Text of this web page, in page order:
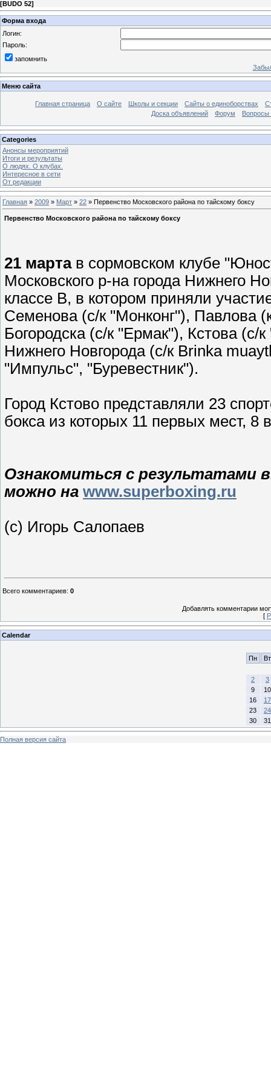
[BUDO 52]
Форма входа
Логин:
Пароль:
запомнить
Меню сайта
Главная страница О сайте Школы и секции Сайты о единоборствах
Доска объявлений
Форум Вопросы
Categories
Анонсы мероприятий
Итоги и результаты
О людях. О клубах.
Интересное в сети
От редакции
Главная » 2009 » Март » 22 » Первенство Московского района по тайскому боксу
Первенство Московского района по тайскому боксу
21 мартав сормовском клубе
Московского р-на города Нижнего
классе В, в котором приняли
Семенова (с/к "Монконг"), Павлова
Богородска (с/к "Ермак"), Кстова (с/
Нижнего Новгорода (с/к Brinka
"Импульс", "Буревестник").
Город Кстово представляли 23
бокса из которых 11 первых мест, 8
Ознакомиться с результатами
можно на www.superboxing.ru
(с) Игорь Салопаев
Всего комментариев: 0
Добавлять комментарии
[
Calendar
Пн Вт
2
3
9
10
16
17
23
24
30
31
Полная версия сайта